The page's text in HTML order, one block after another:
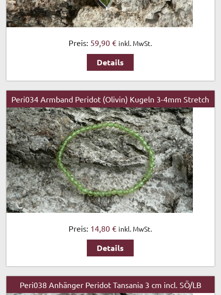
Preis: 59,90 € inkl. MwSt.
Details
Peri034 Armband Peridot (Olivin) Kugeln 3-4mm Stretch
Preis: 14,80 € inkl. MwSt.
Details
Peri038 Anhänger Peridot Tansania 3 cm incl. SÖ/LB